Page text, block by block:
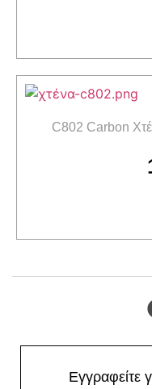
C802 Carbon
Εγγραφείτε